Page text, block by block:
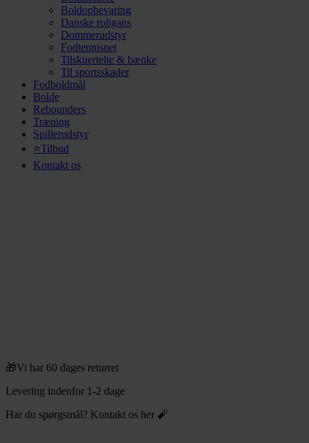
Boldopbevaring
Danske roligans
Dommerudstyr
Fodtennisnet
Tilskuertelte & bænke
Til sportsskader
Fodboldmål
Bolde
Rebounders
Træning
Spillerudstyr
⭐Tilbud
Kontakt os
🎁Vi har 60 dages returret
Levering indenfor 1-2 dage
Har du spørgsmål? Kontakt os her 🧨